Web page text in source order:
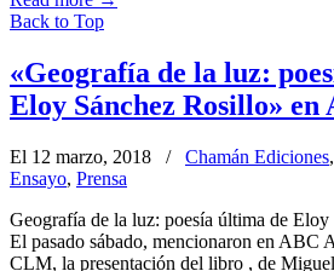
Back to Top
«Geografía de la luz:
Eloy Sánchez Rosillo» en
El 12 marzo, 2018 / Chamán Ediciones,
Ensayo, Prensa
Geografía de la luz: poesía última de
El pasado sábado, mencionaron en
CLM, la presentación del libro , de